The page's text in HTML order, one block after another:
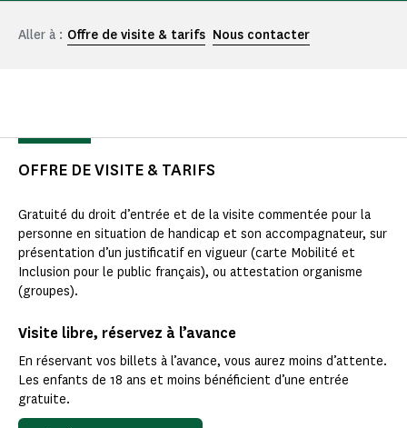
Aller à : Offre de visite & tarifs Nous contacter
OFFRE DE VISITE & TARIFS
Gratuité du droit d’entrée et de la visite commentée pour la
personne en situation de handicap et son accompagnateur, sur
présentation d’un justificatif en vigueur (carte Mobilité et
Inclusion pour le public français), ou attestation organisme
(groupes).
Visite libre, réservez à l’avance
En réservant vos billets à l’avance, vous aurez moins d’attente.
Les enfants de 18 ans et moins bénéficient d’une entrée
gratuite.